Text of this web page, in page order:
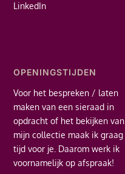
LinkedIn
OPENINGSTIJDEN
Voor het bespreken / laten
maken van een sieraad in
opdracht of het bekijken van
mijn collectie maak ik graag
tijd voor je. Daarom werk ik
voornamelijk op afspraak!